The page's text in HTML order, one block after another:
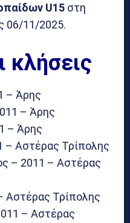
U15 στη
06/11/2025.
κλήσεις
– Άρης
– Άρης
– Άρης
– Αστέρας Τρίπολης
– 2011 – Αστέρας
Αστέρας Τρίπολης
– Αστέρας